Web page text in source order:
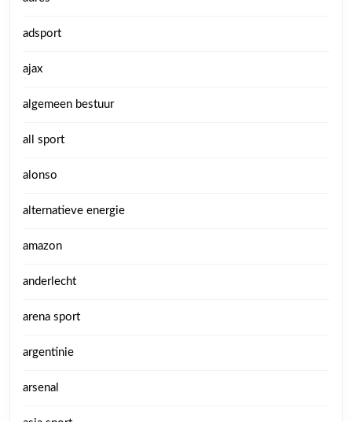
adsport
ajax
algemeen bestuur
all sport
alonso
alternatieve energie
amazon
anderlecht
arena sport
argentinie
arsenal